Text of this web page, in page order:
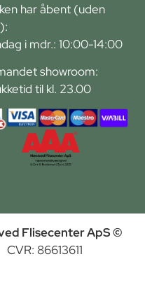
har åbent (uden
i mdr.: 10:00-14:00
showroom:
til kl. 23.00
Flisecenter ApS ©
CVR: 86613611